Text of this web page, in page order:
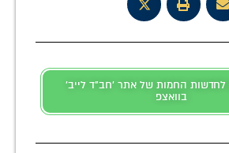
לחדשות החמות של אתר 'חב"ד לייב'
בוואצפ